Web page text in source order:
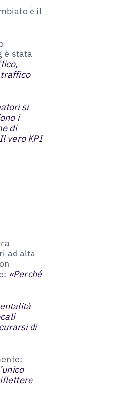
è il
è stata
traffico
si
i
di
vero KPI
ad alta
«Perché
di